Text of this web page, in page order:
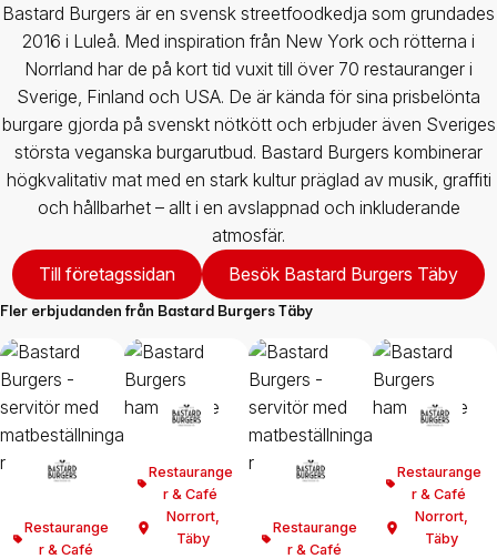
​Bastard Burgers är en svensk streetfoodkedja som grundades
2016 i Luleå. Med inspiration från New York och rötterna i
Norrland har de på kort tid vuxit till över 70 restauranger i
Sverige, Finland och USA. De är kända för sina prisbelönta
burgare gjorda på svenskt nötkött och erbjuder även Sveriges
största veganska burgarutbud. Bastard Burgers kombinerar
högkvalitativ mat med en stark kultur präglad av musik, graffiti
och hållbarhet – allt i en avslappnad och inkluderande
atmosfär.
Till företagssidan
Besök Bastard Burgers Täby
Fler erbjudanden från Bastard Burgers Täby
Restaurange
r & Café
Restaurange
r & Café
Norrort,
Täby
Restaurange
r & Café
Restaurange
r & Café
Norrort,
Täby